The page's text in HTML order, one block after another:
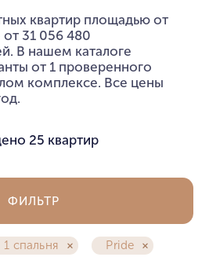
квартир площадью от
31 056 480
В нашем каталоге
от 1 проверенного
комплексе. Все цены
25 квартир
1 спальня Pride
ФИЛЬТР